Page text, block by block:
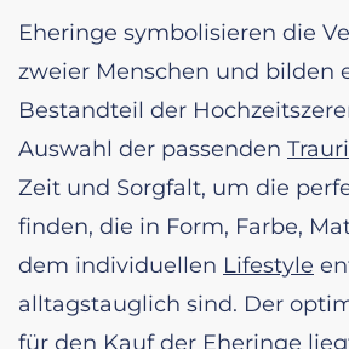
Eheringe symbolisieren die
zweier Menschen und bilden
Bestandteil der
Auswahl der passenden
Zeit und Sorgfalt, um die
finden, die in Form, Farbe,
dem individuellen Lifestyle
alltagstauglich sind. Der
für den Kauf der Eheringe